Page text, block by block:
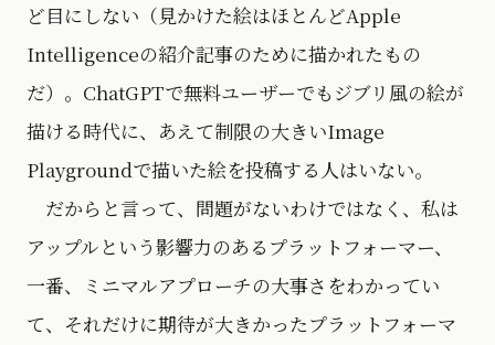
ど目にしない（見かけた絵はほとんどApple
Intelligenceの紹介記事のために描かれたもの
だ）。ChatGPTで無料ユーザーでもジブリ風の絵が
描ける時代に、あえて制限の大きいImage
Playgroundで描いた絵を投稿する人はいない。
だからと言って、問題がないわけではなく、私は
アップルという影響力のあるプラットフォーマー、
一番、ミニマルアプローチの大事さをわかってい
て、それだけに期待が大きかったプラットフォーマ